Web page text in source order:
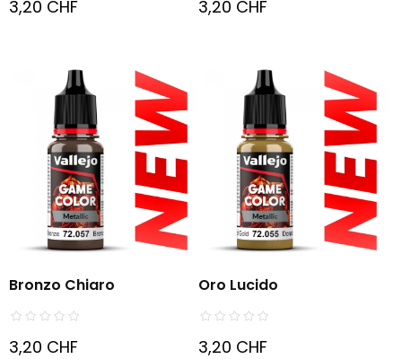
3,20 CHF 3,20 CHF
Bronzo Chiaro
3,20 CHF
Oro Lucido
3,20 CHF